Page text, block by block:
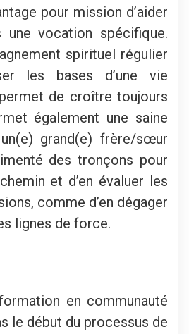
pour mission d’aider
une vocation spécifique.
spirituel régulier
les bases d’une vie
de croître toujours
également une saine
grand(e) frère/sœur
des tronçons pour
et d’en évaluer les
comme d’en dégager
lignes de force.
en communauté
le début du processus de